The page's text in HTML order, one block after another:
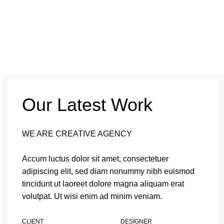
Our Latest Work
WE ARE CREATIVE AGENCY
Accum luctus dolor sit amet, consectetuer
adipiscing elit, sed diam nonummy nibh euismod
tincidunt ut laoreet dolore magna aliquam erat
volutpat. Ut wisi enim ad minim veniam.
CLIENT DESIGNER